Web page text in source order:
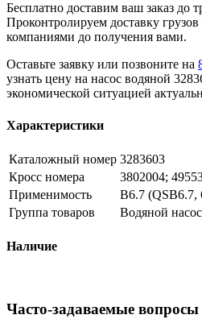
Бесплатно доставим ваш заказ до
Проконтролируем доставку
компаниями до получения вами.
Оставьте заявку или позвоните на
узнать цену на насос водяной
экономической ситуацией
Характеристики
Каталожный номер 3283603
Кросс номера
3802004;
Применимость
B6.7 (QSB6.7,
Группа товаров
Водяной насос
Наличие
Часто-задаваемые